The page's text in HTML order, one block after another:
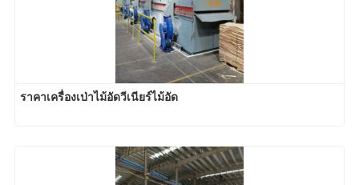
ราคาเครื่องเป่าไม้อัดวีเนียร์ไม้อัด